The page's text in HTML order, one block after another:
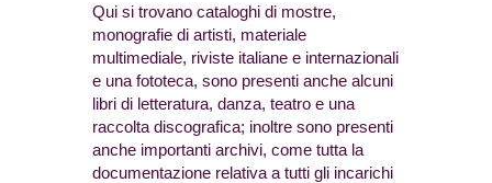
Qui si trovano cataloghi di mostre,
monografie di artisti, materiale
multimediale, riviste italiane e internazionali
e una fototeca, sono presenti anche alcuni
libri di letteratura, danza, teatro e una
raccolta discografica; inoltre sono presenti
anche importanti archivi, come tutta la
documentazione relativa a tutti gli incarichi